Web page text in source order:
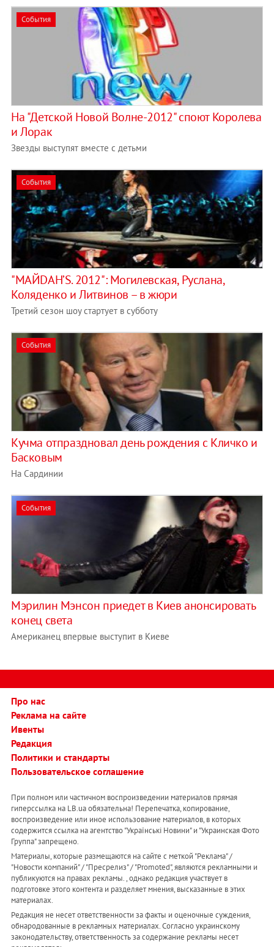
События
На "Детской Новой Волне-2012" споют Королева
и Лорак
Звезды выступят вместе с детьми
События
"МАЙDАН’S. 2012": Могилевская, Руслана,
Коляденко и Литвинов – в жюри
Третий сезон шоу стартует в субботу
События
Кучма отпраздновал день рождения с Кличко и
Басковым
На Сардинии
События
Мэрилин Мэнсон приедет в Киев анонсировать
конец света
Американец впервые выступит в Киеве
Про нас
Реклама на сайте
Ивенты
Редакция
Политики и стандарты
Пользовательское соглашение
При полном или частичном воспроизведении материалов прямая
гиперссылка на LB.ua обязательна! Перепечатка, копирование,
воспроизведение или иное использование материалов, в которых
содержится ссылка на агентство "Українськi Новини" и "Украинская Фото
Группа" запрещено.
Материалы, которые размещаются на сайте с меткой "Реклама" /
"Новости компаний" / "Пресрелиз" / "Promoted", являются рекламными и
публикуются на правах рекламы. , однако редакция участвует в
подготовке этого контента и разделяет мнения, высказанные в этих
материалах.
Редакция не несет ответственности за факты и оценочные суждения,
обнародованные в рекламных материалах. Согласно украинскому
законодательству, ответственность за содержание рекламы несет